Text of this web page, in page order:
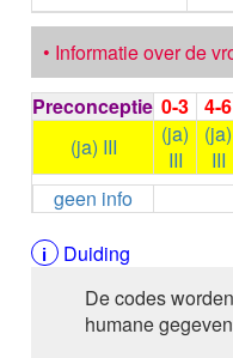
ALENDRONAAT
ALENDRONAAT/VIT
ALENDRONAAT /
ALFA-1-
ALFENTANYL HCl
ALFUZOSINE
ALGELDRAAT
ALGELDRAAT /
ALGINAAT Na /
ALGINAAT Na / Na
CARBONAAT
ALGINEZUUR
ALGLUCOSIDASE alfa
• Informatie over de
Preconceptie 0-3 4-6
(ja) III
(ja)
III
(ja)
III
geen info
Duiding
De codes
humane